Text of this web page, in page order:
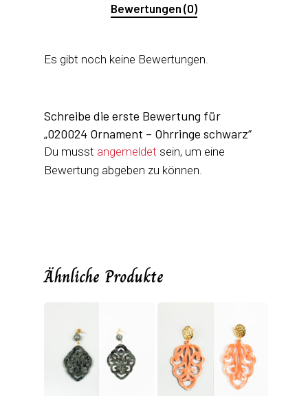
Bewertungen (0)
Es gibt noch keine Bewertungen.
Schreibe die erste Bewertung für
„020024 Ornament – Ohrringe schwarz“
Du musst angemeldet sein, um eine
Bewertung abgeben zu können.
Ähnliche Produkte